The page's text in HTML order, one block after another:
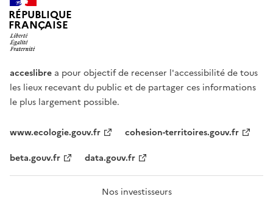
RÉPUBLIQUE
FRANÇAISE
acceslibre a pour objectif de recenser l'accessibilité de tous
les lieux recevant du public et de partager ces informations
le plus largement possible.
www.ecologie.gouv.fr
cohesion-territoires.gouv.fr
beta.gouv.fr
data.gouv.fr
Nos investisseurs